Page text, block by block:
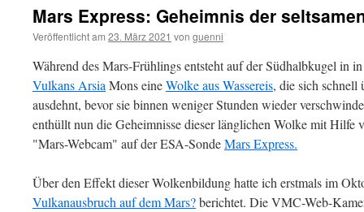
Mars Express: Geheimnis der
Veröffentlicht am 23. März 2021 von guenni
Während des Mars-Frühlings entsteht auf der Südhalbkugel in
Vulkans Arsia Mons eineWolke aus Wassereis, die sich schnell
ausdehnt, bevor sie binnen weniger Stunden wieder
enthüllt nun die Geheimnisse dieser länglichen Wolke mit Hilfe
"Mars-Webcam" auf der ESA-SondeMars Express.
Über den Effekt dieser Wolkenbildung hatte ich erstmals im
Vulkanausbruch auf dem Mars?berichtet. Die VMC-Web-